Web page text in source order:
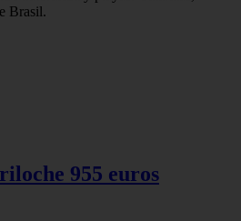
Brasil.
955 euros